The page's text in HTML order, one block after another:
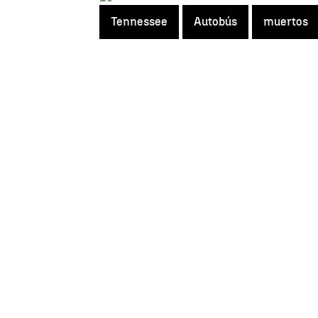
Tennessee Autobús muertos